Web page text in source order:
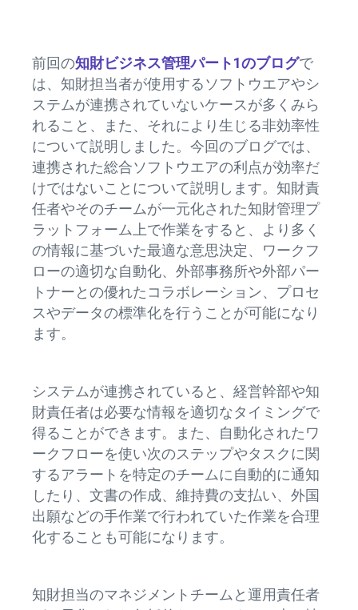
o
ok
前回の知財ビジネス管理パート1のブログで
は、知財担当者が使用するソフトウエアやシ
ステムが連携されていないケースが多くみら
れること、また、それにより生じる非効率性
について説明しました。今回のブログでは、
連携された総合ソフトウエアの利点が効率だ
けではないことについて説明します。知財責
任者やそのチームが一元化された知財管理プ
ラットフォーム上で作業をすると、より多く
の情報に基づいた最適な意思決定、ワークフ
ローの適切な自動化、外部事務所や外部パー
トナーとの優れたコラボレーション、プロセ
スやデータの標準化を行うことが可能になり
ます。
システムが連携されていると、経営幹部や知
財責任者は必要な情報を適切なタイミングで
得ることができます。また、自動化されたワ
ークフローを使い次のステップやタスクに関
するアラートを特定のチームに自動的に通知
したり、文書の作成、維持費の支払い、外国
出願などの手作業で行われていた作業を合理
化することも可能になります。
知財担当のマネジメントチームと運用責任者